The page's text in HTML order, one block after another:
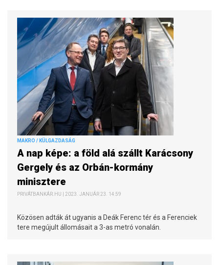
MAKRO / KÜLGAZDASÁG
A nap képe: a föld alá szállt Karácsony
Gergely és az Orbán-kormány
minisztere
PRIVÁTBANKÁR.HU | 2023. JANUÁR 23. 14:59
Közösen adták át ugyanis a Deák Ferenc tér és a Ferenciek
tere megújult állomásait a 3-as metró vonalán.